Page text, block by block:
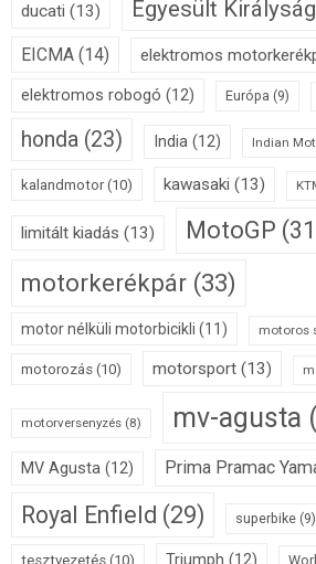
ducati (13) Egyesült Királyság
EICMA (14) elektromos
elektromos robogó (12) Európa (9)
honda (23) India (12) Indian
kalandmotor(10) kawasaki (13)
limitált kiadás (13) MotoGP
motorkerékpár (33)
motor nélküli motorbicikli (11) motoros
motorozás (10) motorsport (13)
motorversenyzés (8) mv-agusta
MV Agusta (12) Prima Pramac
Royal Enfield (29) superbike (9)
tesztvezetés (10) Triumph (12)